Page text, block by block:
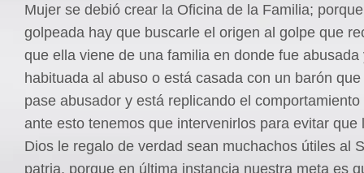
Mujer se debió crear la Oficina de la Familia;
golpeada hay que buscarle el origen al golpe que
que ella viene de una familia en donde fue abusada
habituada al abuso o está casada con un barón
pase abusador y está replicando el
ante esto tenemos que intervenirlos para evitar que
Dios le regalo de verdad sean muchachos útiles al
patria, porque en última instancia nuestra meta es